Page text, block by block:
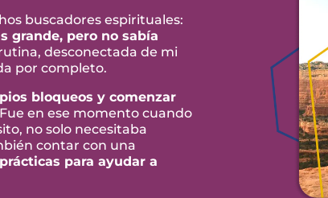
buscadores espirituales:
grande, pero no sabía
desconectada de mi
por completo.
bloqueos y comenzar
en ese momento cuando
no solo necesitaba
contar con una
para ayudar a